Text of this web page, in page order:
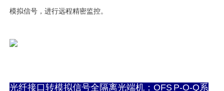
模拟信号，进行远程精密监控。
光纤接口转模拟信号全隔离光端机：OFS P-O-Q系